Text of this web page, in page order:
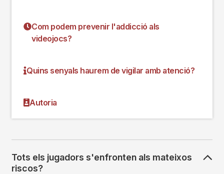
Com podem prevenir l'addicció als
videojocs?
Quins senyals haurem de vigilar amb atenció?
Autoria
Tots els jugadors s'enfronten als mateixos
riscos?